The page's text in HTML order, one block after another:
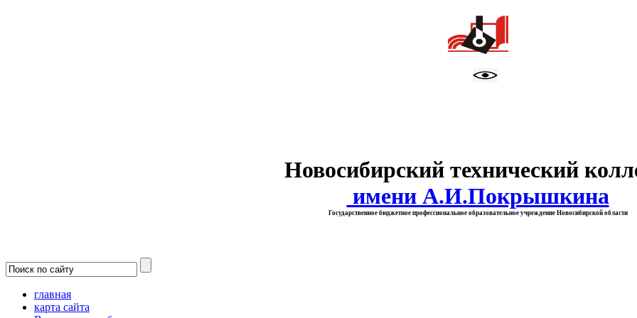
Новосибирский технический
имени А.И.Покрышкина
Государственное бюджетное профессиональное образовательное учреждение Новосибирской области
главная
карта сайта